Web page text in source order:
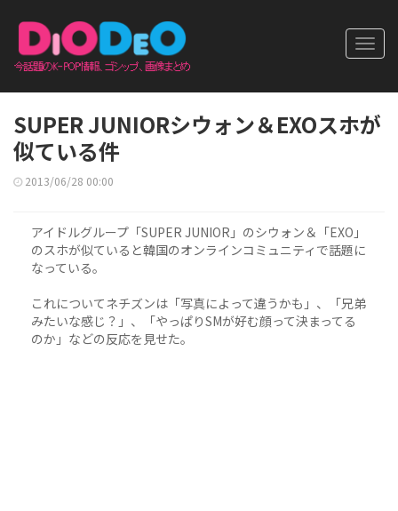
SUPER JUNIORシウォン＆EXOスホが
似ている件
2013/06/28 00:00
アイドルグループ「SUPER JUNIOR」のシウォン＆「EXO」
のスホが似ていると韓国のオンラインコミュニティで話題に
なっている。
これについてネチズンは「写真によって違うかも」、「兄弟
みたいな感じ？」、「やっぱりSMが好む顔って決まってる
のか」などの反応を見せた。